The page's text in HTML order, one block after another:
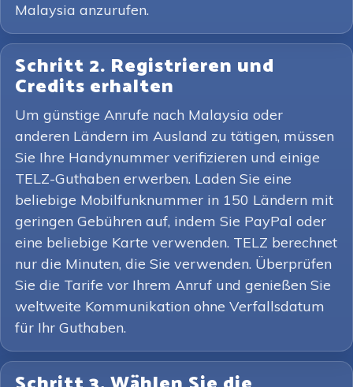
Malaysia anzurufen.
Schritt 2. Registrieren und
Credits erhalten
Um günstige Anrufe nach Malaysia oder
anderen Ländern im Ausland zu tätigen, müssen
Sie Ihre Handynummer verifizieren und einige
TELZ-Guthaben erwerben. Laden Sie eine
beliebige Mobilfunknummer in 150 Ländern mit
geringen Gebühren auf, indem Sie PayPal oder
eine beliebige Karte verwenden. TELZ berechnet
nur die Minuten, die Sie verwenden. Überprüfen
Sie die Tarife vor Ihrem Anruf und genießen Sie
weltweite Kommunikation ohne Verfallsdatum
für Ihr Guthaben.